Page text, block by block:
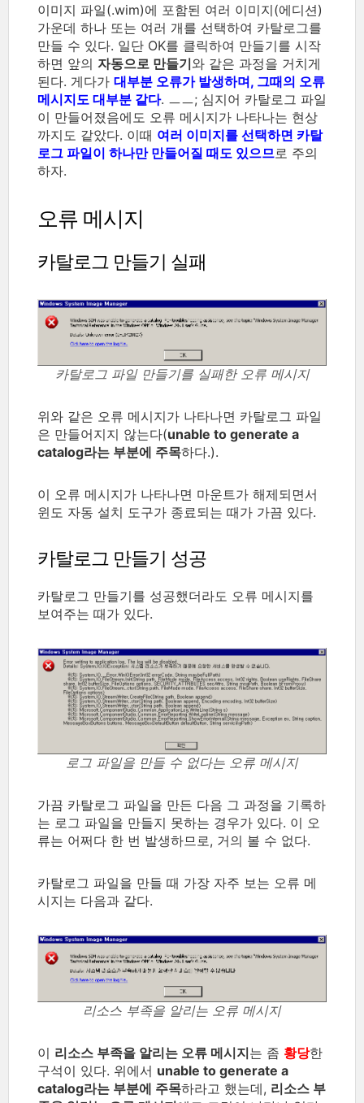
이미지 파일(.wim)에 포함된 여러 이미지(에디션)
가운데 하나 또는 여러 개를 선택하여 카탈로그를
만들 수 있다. 일단 OK를 클릭하여 만들기를 시작
하면 앞의 자동으로 만들기와 같은 과정을 거치게
된다. 게다가 대부분 오류가 발생하며, 그때의 오류
메시지도 대부분 같다. ㅡㅡ; 심지어 카탈로그 파일
이 만들어졌음에도 오류 메시지가 나타나는 현상
까지도 같았다. 이때 여러 이미지를 선택하면 카탈
로그 파일이 하나만 만들어질 때도 있으므로 주의
하자.
오류 메시지
카탈로그 만들기 실패
카탈로그 파일 만들기를 실패한 오류 메시지
위와 같은 오류 메시지가 나타나면 카탈로그 파일
은 만들어지지 않는다(unable to generate a
catalog라는 부분에 주목하다.).
이 오류 메시지가 나타나면 마운트가 해제되면서
윈도 자동 설치 도구가 종료되는 때가 가끔 있다.
카탈로그 만들기 성공
카탈로그 만들기를 성공했더라도 오류 메시지를
보여주는 때가 있다.
로그 파일을 만들 수 없다는 오류 메시지
가끔 카탈로그 파일을 만든 다음 그 과정을 기록하
는 로그 파일을 만들지 못하는 경우가 있다. 이 오
류는 어쩌다 한 번 발생하므로, 거의 볼 수 없다.
카탈로그 파일을 만들 때 가장 자주 보는 오류 메
시지는 다음과 같다.
리소스 부족을 알리는 오류 메시지
이 리소스 부족을 알리는 오류 메시지는 좀 황당한
구석이 있다. 위에서 unable to generate a
catalog라는 부분에 주목하라고 했는데, 리소스 부